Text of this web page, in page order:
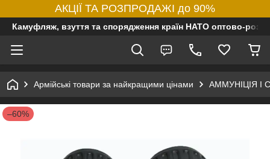
АКЦІЇ ТА РОЗПРОДАЖІ до 90%
Камуфляж, взуття та спорядження країн НАТО оптово-
Армійські товари за найкращими цінами АММУНІЦІЯ І
–60%